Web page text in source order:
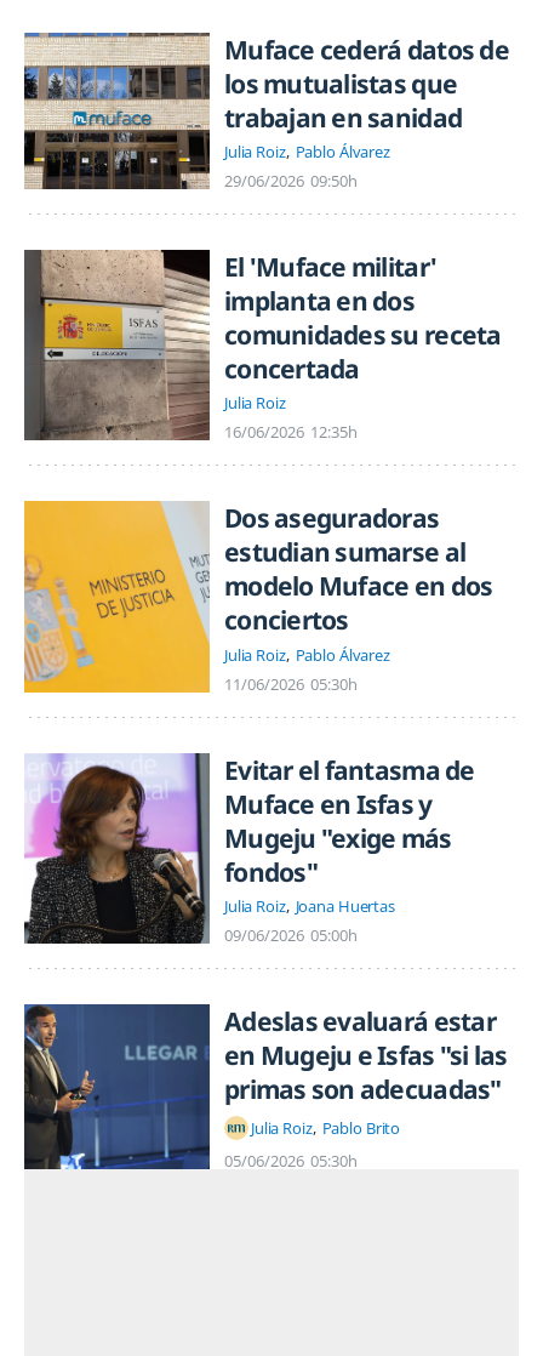
Muface cederá datos de
los mutualistas que
trabajan en sanidad
Julia Roiz Pablo Álvarez
29/06/2026 09:50h
El 'Muface militar'
implanta en dos
comunidades su receta
concertada
Julia Roiz
16/06/2026 12:35h
Dos aseguradoras
estudian sumarse al
modelo Muface en dos
conciertos
Julia Roiz Pablo Álvarez
11/06/2026 05:30h
Evitar el fantasma de
Muface en Isfas y
Mugeju "exige más
fondos"
Julia Roiz Joana Huertas
09/06/2026 05:00h
Adeslas evaluará estar
en Mugeju e Isfas "si las
primas son adecuadas"
Julia Roiz Pablo Brito
05/06/2026 05:30h